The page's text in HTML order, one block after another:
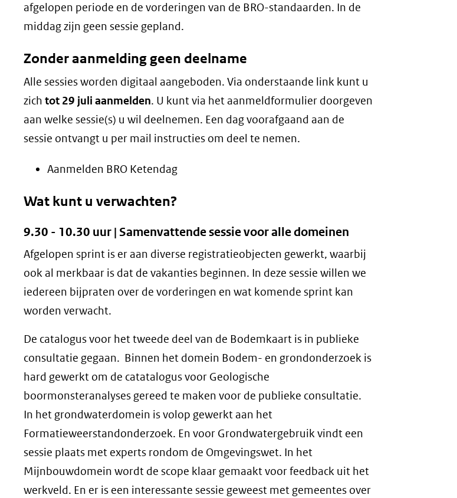
afgelopen periode en de vorderingen van de BRO-standaarden. In de
middag zijn geen sessie gepland.
Zonder aanmelding geen deelname
Alle sessies worden digitaal aangeboden. Via onderstaande link kunt u
zich tot 29 juli aanmelden. U kunt via het aanmeldformulier doorgeven
aan welke sessie(s) u wil deelnemen. Een dag voorafgaand aan de
sessie ontvangt u per mail instructies om deel te nemen.
Aanmelden BRO Ketendag
Wat kunt u verwachten?
9.30 - 10.30 uur | Samenvattende sessie voor alle domeinen
Afgelopen sprint is er aan diverse registratieobjecten gewerkt, waarbij
ook al merkbaar is dat de vakanties beginnen. In deze sessie willen we
iedereen bijpraten over de vorderingen en wat komende sprint kan
worden verwacht.
De catalogus voor het tweede deel van de Bodemkaart is in publieke
consultatie gegaan. Binnen het domein Bodem- en grondonderzoek is
hard gewerkt om de catatalogus voor Geologische
boormonsteranalyses gereed te maken voor de publieke consultatie.
In het grondwaterdomein is volop gewerkt aan het
Formatieweerstandonderzoek. En voor Grondwatergebruik vindt een
sessie plaats met experts rondom de Omgevingswet. In het
Mijnbouwdomein wordt de scope klaar gemaakt voor feedback uit het
werkveld. En er is een interessante sessie geweest met gemeentes over